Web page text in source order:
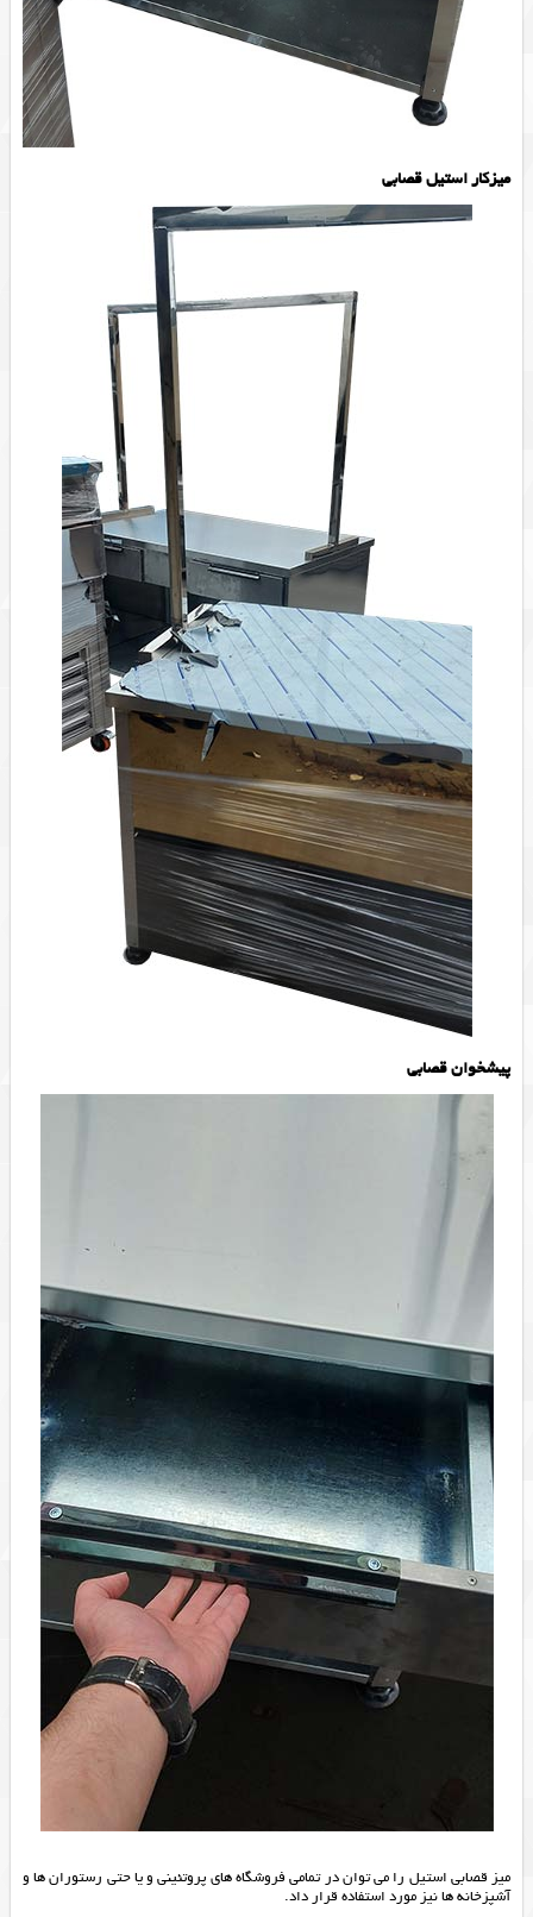
میزکار استیل قصابی
پیشخوان قصابی
میز قصابی استیل را می توان در تمامی فروشگاه های پروتئینی و یا حتی رستوران ها و
آشپزخانه ها نیز مورد استفاده قرار داد.